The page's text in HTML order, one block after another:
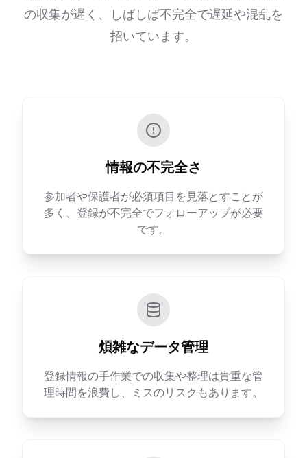
の収集が遅く、しばしば不完全で遅延や混乱を
招いています。
情報の不完全さ
参加者や保護者が必須項目を見落とすことが
多く、登録が不完全でフォローアップが必要
です。
煩雑なデータ管理
登録情報の手作業での収集や整理は貴重な管
理時間を浪費し、ミスのリスクもあります。